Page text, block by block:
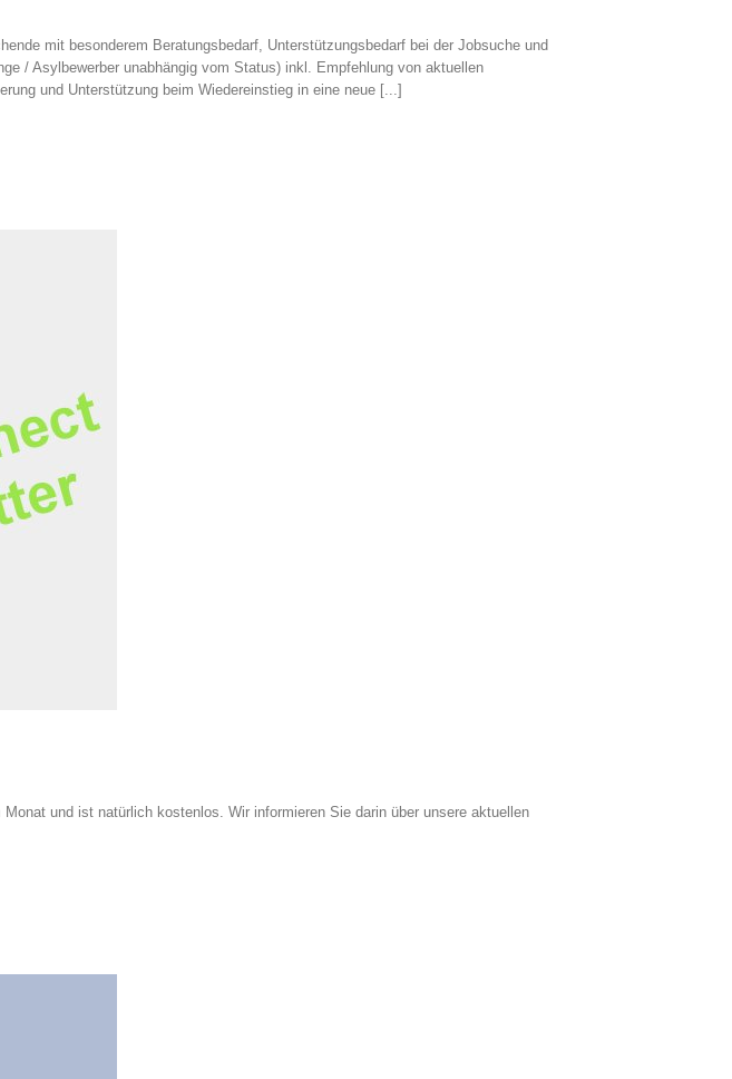
mit besonderem Beratungsbedarf, Unterstützungsbedarf bei der Jobsuche und
/ Asylbewerber unabhängig vom Status) inkl. Empfehlung von aktuellen
Unterstützung beim Wiedereinstieg in eine neue [...]
und ist natürlich kostenlos. Wir informieren Sie darin über unsere aktuellen